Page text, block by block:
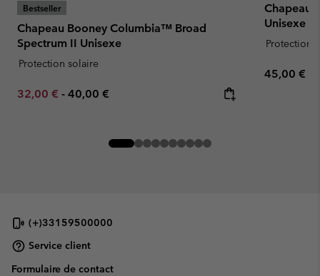
Bestseller
Chapeau Booney Columbia™ Broad
Spectrum II Unisexe
Protection solaire
Minimum sale price:
32,00 € - Maximum price:
40,00 €
Chapeau
Unisexe
Protection
Regular
45,00 €
(+)33159500000
Service client
Formulaire de contact